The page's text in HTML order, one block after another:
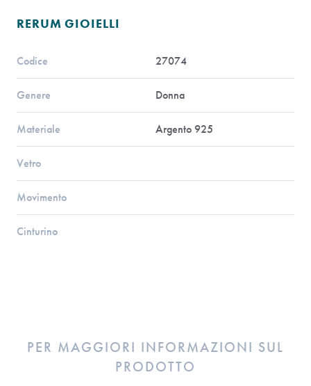
RERUM GIOIELLI
Codice 27074
Genere Donna
Materiale Argento 925
Vetro
Movimento
Cinturino
PER MAGGIORI INFORMAZIONI SUL
PRODOTTO